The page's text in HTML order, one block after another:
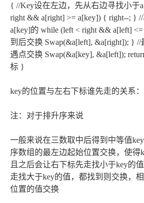
{ //Key设在左边，先从右边寻找小于
right && a[right] >= a[key]) { right--; }
a[key]的 while (left < right && a[left]
到后交换 Swap(&a[left], &a[right]); }
遇点交换 Swap(&a[key], &a[left]);
标 }
key的位置与左右下标谁先走的关系：
注：对于排升序来说
一般来说在三数取中后得到中等值
序数组的最左边起始位置交换，使得
且之后会让右下标先走找小于key的
走找大于key的值，都找到则交换，
位置的值交换